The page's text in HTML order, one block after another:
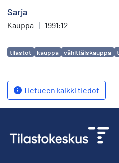
Sarja
Kauppa | 1991:12
Avainsanat
tilastot kauppa vähittäiskauppa
Tietueen kaikki tiedot